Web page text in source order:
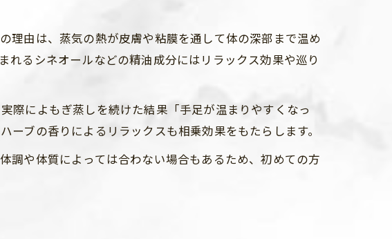
性
意点
れる方法
理由は、蒸気の熱が皮膚や粘膜を通して体の深部まで温め
れるシネオールなどの精油成分にはリラックス効果や巡り
際によもぎ蒸しを続けた結果「手足が温まりやすくなっ
ブの香りによるリラックスも相乗効果をもたらします。
調や体質によっては合わない場合もあるため、初めての方